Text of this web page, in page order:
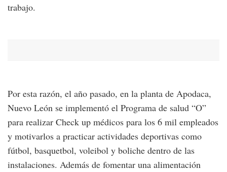
trabajo.
Por esta razón, el año pasado, en la planta de Apodaca,
Nuevo León se implementó el Programa de salud “O”
para realizar Check up médicos para los 6 mil empleados
y motivarlos a practicar actividades deportivas como
fútbol, basquetbol, voleibol y boliche dentro de las
instalaciones. Además de fomentar una alimentación